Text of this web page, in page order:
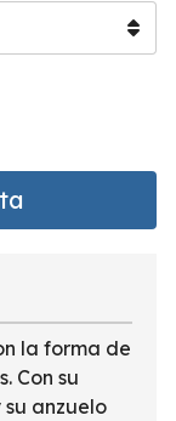
la forma de
Con su
anzuelo